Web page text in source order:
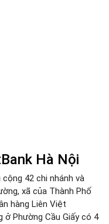
Hà Nội
42 chi nhánh và
xã của Thành Phố
hàng Liên Việt
Phường Cầu Giấy có 4